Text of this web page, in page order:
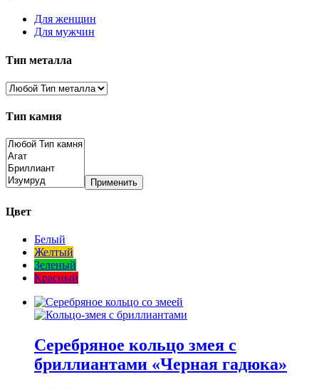
Для женщин
Для мужчин
Тип металла
Тип камня
Применить
Цвет
Белый
Желтый
Зеленый
Красный
Серебряное кольцо змея с
бриллиантами «Черная гадюка»